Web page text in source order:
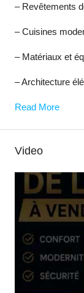
– Revêtements
– Cuisines
– Matériaux et
– Architecture
Read More
Video